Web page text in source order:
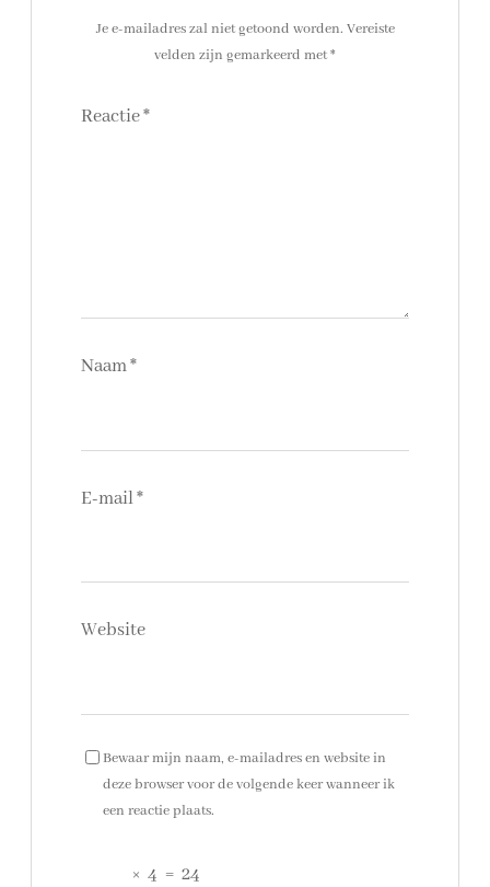
Je e-mailadres zal niet getoond worden. Vereiste
velden zijn gemarkeerd met*
Reactie*
Naam*
E-mail*
Website
Bewaar mijn naam, e-mailadres en website in
deze browser voor de volgende keer wanneer ik
een reactie plaats.
× 4 = 24